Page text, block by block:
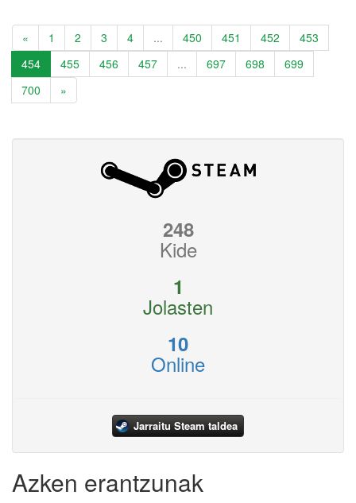
« 1 2 3 4 ... 450 451 452
453
454
455 456 457 ... 697 698
699
700
»
248
Kide
1
Jolasten
10
Online
Jarraitu Steam taldea
Azken erantzunak